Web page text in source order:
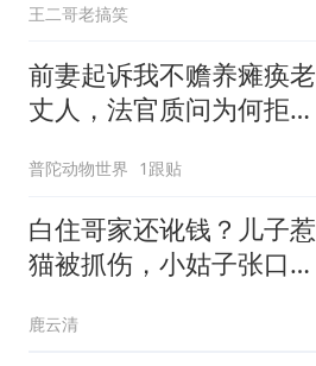
王二哥老搞笑
前妻起诉我不赡养瘫痪老
丈人，法官质问为何拒不
普陀动物世界 1跟贴
白住哥家还讹钱？儿子惹
猫被抓伤，小姑子张口就
鹿云清